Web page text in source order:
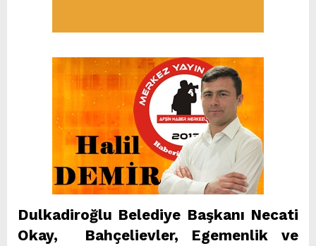
Dulkadiroğlu Belediye Başkanı Necati
Okay, Bahçelievler, Egemenlik ve